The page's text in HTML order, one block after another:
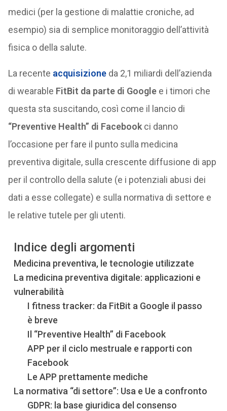
medici (per la gestione di malattie croniche, ad
esempio) sia di semplice monitoraggio dell’attività
fisica o della salute.
La recente acquisizione da 2,1 miliardi dell’azienda
di wearable FitBit da parte di Googlee i timori che
questa sta suscitando, così come il lancio di
“Preventive Health” di Facebookci danno
l’occasione per fare il punto sulla medicina
preventiva digitale, sulla crescente diffusione di app
per il controllo della salute (e i potenziali abusi dei
dati a esse collegate) e sulla normativa di settore e
le relative tutele per gli utenti.
Indice degli argomenti
Medicina preventiva, le tecnologie utilizzate
La medicina preventiva digitale: applicazioni e
vulnerabilità
I fitness tracker: da FitBit a Google il passo
è breve
Il “Preventive Health” di Facebook
APP per il ciclo mestruale e rapporti con
Facebook
Le APP prettamente mediche
La normativa “di settore”: Usa e Ue a confronto
GDPR: la base giuridica del consenso